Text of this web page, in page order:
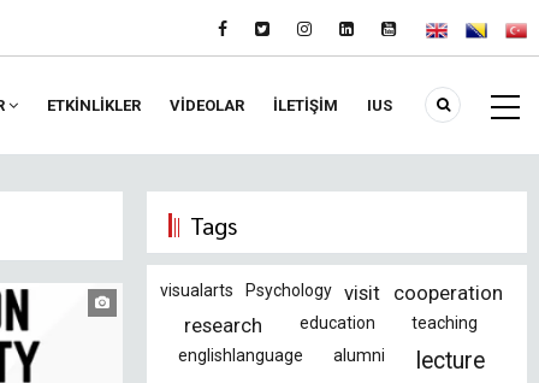
ETKİNLİKLER VIDEOLAR İLETİŞİM IUS
Tags
visualarts Psychology visit cooperation
research
education
teaching
englishlanguage
alumni lecture